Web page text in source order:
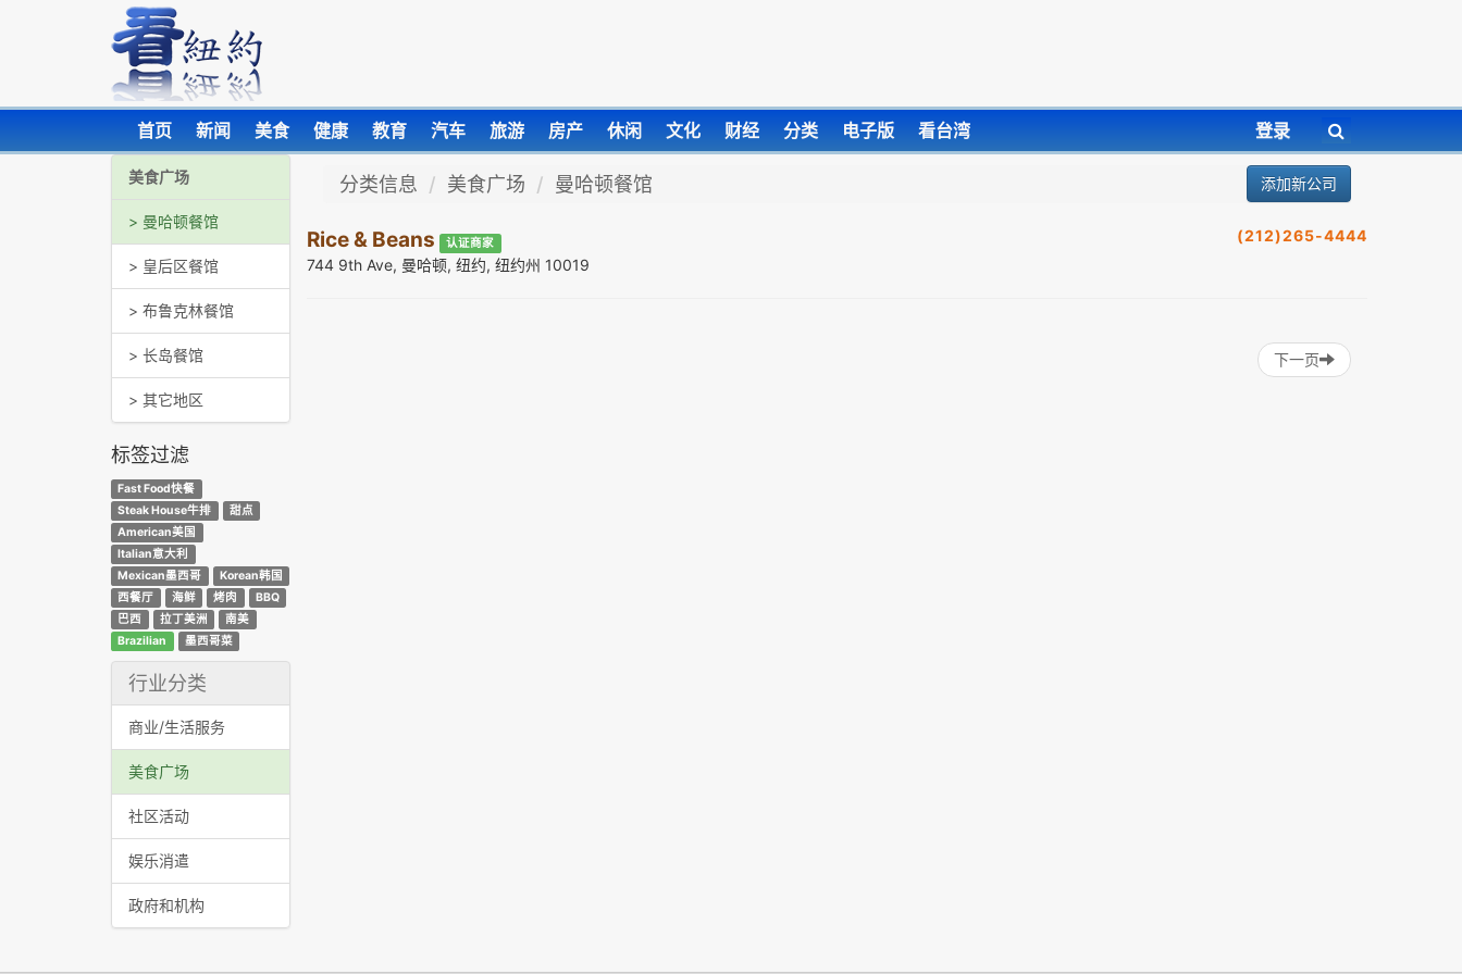
首页 新闻 美食 健康 教育 汽车 旅游 房产 休闲 文化 财经 分类 电子版 看台湾 登录
美食广场
> 曼哈顿餐馆
> 皇后区餐馆
> 布鲁克林餐馆
> 长岛餐馆
> 其它地区
标签过滤
Fast Food快餐
Steak House牛排
甜点
American美国
Italian意大利
Mexican墨西哥
Korean韩国
西餐厅
海鲜 烤肉
BBQ
巴西
拉丁美洲
南美
Brazilian
墨西哥菜
行业分类
商业/生活服务
美食广场
社区活动
娱乐消遣
政府和机构
添加新公司
分类信息 美食广场 曼哈顿餐馆
(212)265-4444
Rice & Beans 认证商家
744 9th Ave, 曼哈顿, 纽约, 纽约州 10019
下一页